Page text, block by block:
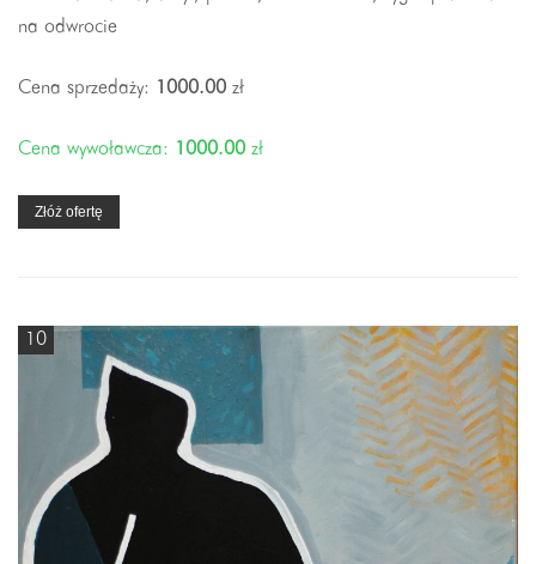
na odwrocie
Cena sprzedaży: 1000.00 zł
Cena wywoławcza: 1000.00 zł
Złóż ofertę
10